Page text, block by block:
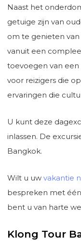
Naast het
getuige zijn van
om te genieten
vanuit een
toevoegen van
voor reizigers die
ervaringen die
U kunt deze
inlassen. De
Bangkok.
Wilt u uw vakantie
bespreken met
bent u van harte
Klong Tour